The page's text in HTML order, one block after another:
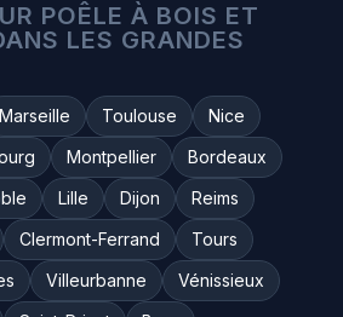
POÊLE À BOIS ET
LES GRANDES
Marseille Toulouse
Nice
Montpellier
Bordeaux
Lille Dijon
Reims
Clermont-Ferrand
Tours
Villeurbanne
Vénissieux